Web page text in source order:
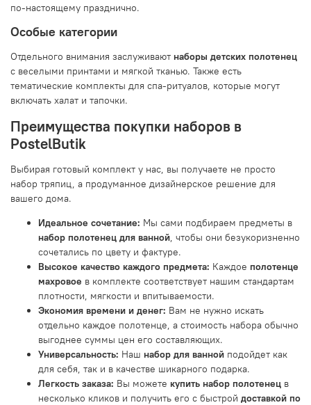
по-настоящему празднично.
Особые категории
Отдельного внимания заслуживают наборы детских полотенец
с веселыми принтами и мягкой тканью. Также есть
тематические комплекты для спа-ритуалов, которые могут
включать халат и тапочки.
Преимущества покупки наборов в
PostelButik
Выбирая готовый комплект у нас, вы получаете не просто
набор тряпиц, а продуманное дизайнерское решение для
вашего дома.
Идеальное сочетание: Мы сами подбираем предметы в
набор полотенец для ванной , чтобы они безукоризненно
сочетались по цвету и фактуре.
Высокое качество каждого предмета: Каждое полотенце
махровое в комплекте соответствует нашим стандартам
плотности, мягкости и впитываемости.
Экономия времени и денег: Вам не нужно искать
отдельно каждое полотенце, а стоимость набора обычно
выгоднее суммы цен его составляющих.
Универсальность: Наш набор для ванной подойдет как
для себя, так и в качестве шикарного подарка.
Легкость заказа: Вы можете купить набор полотенец в
несколько кликов и получить его с быстрой доставкой по